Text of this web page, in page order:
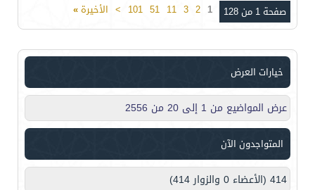
صفحة 1 من 128 1
2
3
11
51
101
> الأخيرة»
خيارات العرض
عرض المواضيع من 1 إلى 20 من 2556
المتواجدون الآن
414 (الأعضاء 0 والزوار 414)